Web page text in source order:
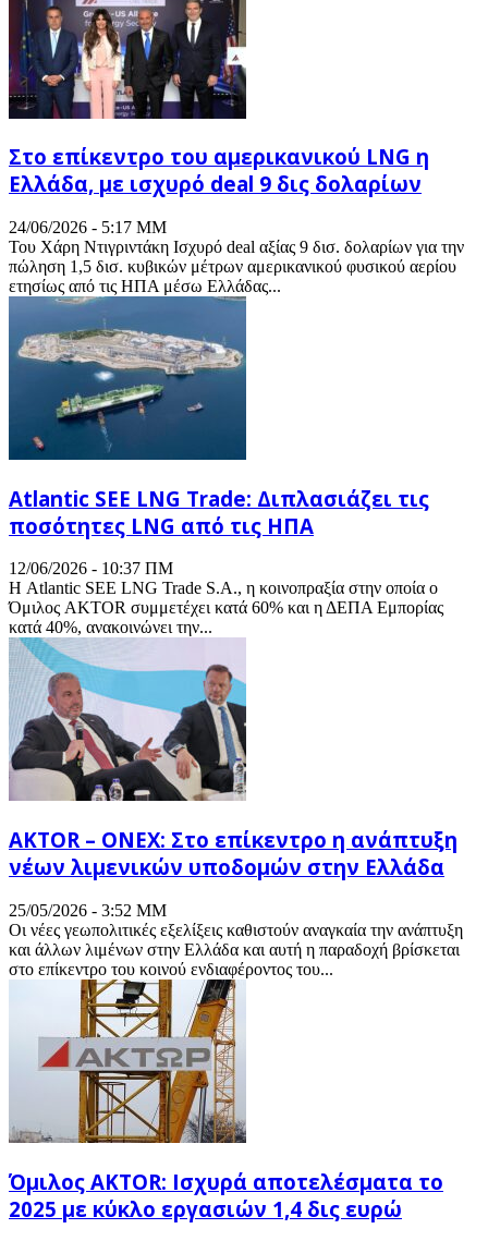
Στο επίκεντρο του αμερικανικού LNG η
Ελλάδα, με ισχυρό deal 9 δις δολαρίων
24/06/2026 - 5:17 ΜΜ
Του Χάρη Ντιγριντάκη Ισχυρό deal αξίας 9 δισ. δολαρίων για την
πώληση 1,5 δισ. κυβικών μέτρων αμερικανικού φυσικού αερίου
ετησίως από τις ΗΠΑ μέσω Ελλάδας...
Atlantic SEE LNG Trade: Διπλασιάζει τις
ποσότητες LNG από τις ΗΠΑ
12/06/2026 - 10:37 ΠΜ
Η Atlantic SEE LNG Trade S.A., η κοινοπραξία στην οποία ο
Όμιλος AKTOR συμμετέχει κατά 60% και η ΔΕΠΑ Εμπορίας
κατά 40%, ανακοινώνει την...
AKTOR – ONEX: Στο επίκεντρο η ανάπτυξη
νέων λιμενικών υποδομών στην Ελλάδα
25/05/2026 - 3:52 ΜΜ
Οι νέες γεωπολιτικές εξελίξεις καθιστούν αναγκαία την ανάπτυξη
και άλλων λιμένων στην Ελλάδα και αυτή η παραδοχή βρίσκεται
στο επίκεντρο του κοινού ενδιαφέροντος του...
Όμιλος AKTOR: Ισχυρά αποτελέσματα το
2025 με κύκλο εργασιών 1,4 δις ευρώ